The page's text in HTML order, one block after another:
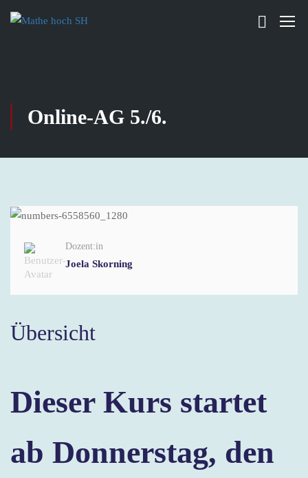
Online-AG 5./6.
Dozent:in
Joela Skorning
Übersicht
Dieser Kurs startet
ab Donnerstag, den